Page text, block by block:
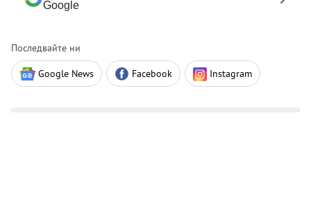
Google
Последвайте ни
Google News Facebook Instagram